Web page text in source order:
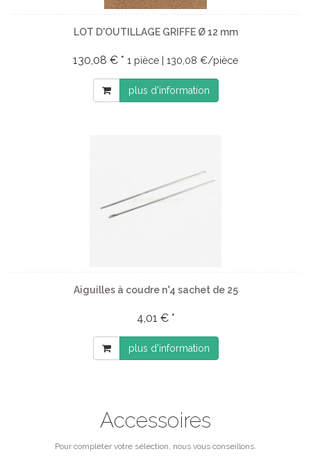
LOT D'OUTILLAGE GRIFFE Ø 12 mm
130,08 € * 1 pièce | 130,08 €/pièce
plus d'information
Aiguilles à coudre n°4 sachet de 25
4,01 € *
plus d'information
Accessoires
Pour compléter votre sélection, nous vous conseillons.